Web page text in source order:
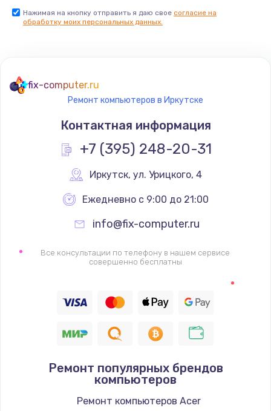
Заказать
Замена южного моста
2300 руб.
Заказать
Замена вебкамеры
1340 руб.
Заказать
Ремонт петель крышки
990 руб.
1260 руб.
Замена шим-контроллера
Нажимая на кнопку отправить я даю свое согласие на
обработку моих персональных данных.
fix-computer.ru
Ремонт компьютеров в Иркутске
Контактная информация
+7 (395) 248-20-31
Иркутск, ул. Урицкого, 4
Ежедневно с 9:00 до 21:00
info@fix-computer.ru
Все консультации по телефону в нашем сервисе
совершенно бесплатны
Ремонт популярных брендов
компьютеров
Ремонт компьютеров Acer